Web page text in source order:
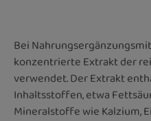
Bei
konzentrierte Extrakt der
verwendet. Der Extrakt
Inhaltsstoffen, etwa
Mineralstoffe wie Kalzium,